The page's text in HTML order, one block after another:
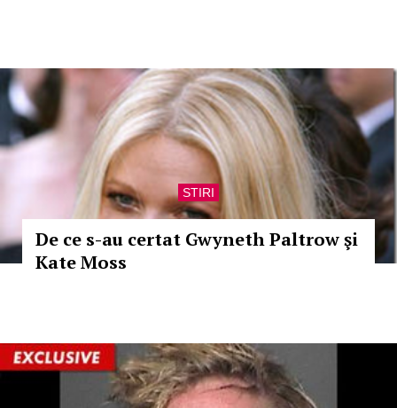
STIRI
De ce s-au certat Gwyneth Paltrow şi
Kate Moss